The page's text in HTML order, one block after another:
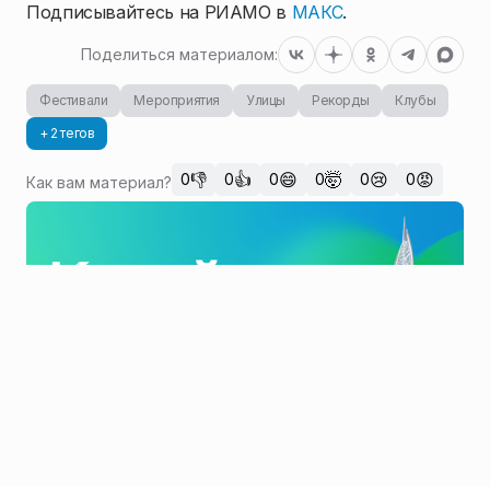
Подписывайтесь на РИАМО в МАКС.
Поделиться материалом:
Фестивали Мероприятия Улицы Рекорды
Клубы
+ 2 тегов
Как вам материал? 0👎 0👍 0😄 0🤯 0😢 0😡